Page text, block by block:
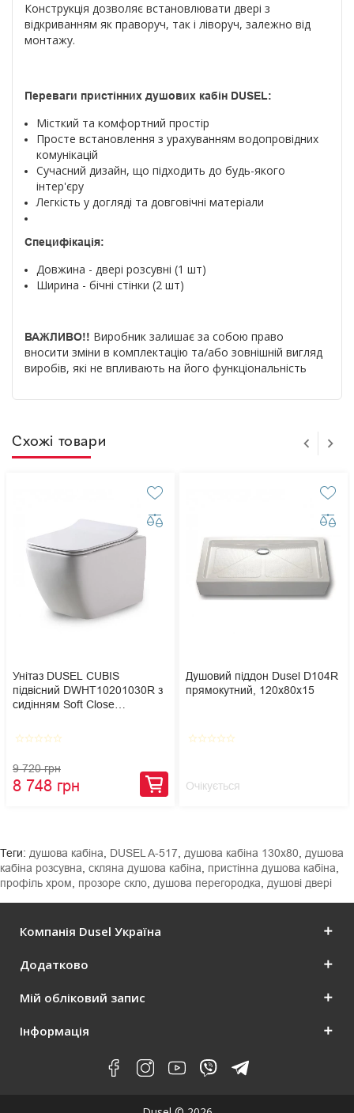
Конструкція дозволяє встановлювати двері з
відкриванням як праворуч, так і ліворуч, залежно від
монтажу.
Переваги пристінних душових кабін DUSEL:
Місткий та комфортний простір
Просте встановлення з урахуванням водопровідних
комунікацій
Сучасний дизайн, що підходить до будь-якого
інтер'єру
Легкість у догляді та довговічні матеріали
Специфікація:
Довжина - двері розсувні (1 шт)
Ширина - бічні стінки (2 шт)
ВАЖЛИВО!! Виробник залишає за собою право
вносити зміни в комплектацію та/або зовнішній вигляд
виробів, які не впливають на його функціональність
Схожі товари
Унітаз DUSEL CUBIS
підвісний DWHT10201030R з
сидінням Soft Close
star_borderstar_borderstar_borderstar_borderstar_border
9 720 грн
8 748 грн
Душовий піддон Dusel D104R
прямокутний, 120х80х15
star_borderstar_borderstar_borderstar_borderstar_border
Очікується
Теги: душова кабіна, DUSEL A-517, душова кабіна 130x80, душова
кабіна розсувна, скляна душова кабіна, пристінна душова кабіна,
профіль хром, прозоре скло, душова перегородка, душові двері
Компанія Dusel Україна
Додатково
Мій обліковий запис
Інформація